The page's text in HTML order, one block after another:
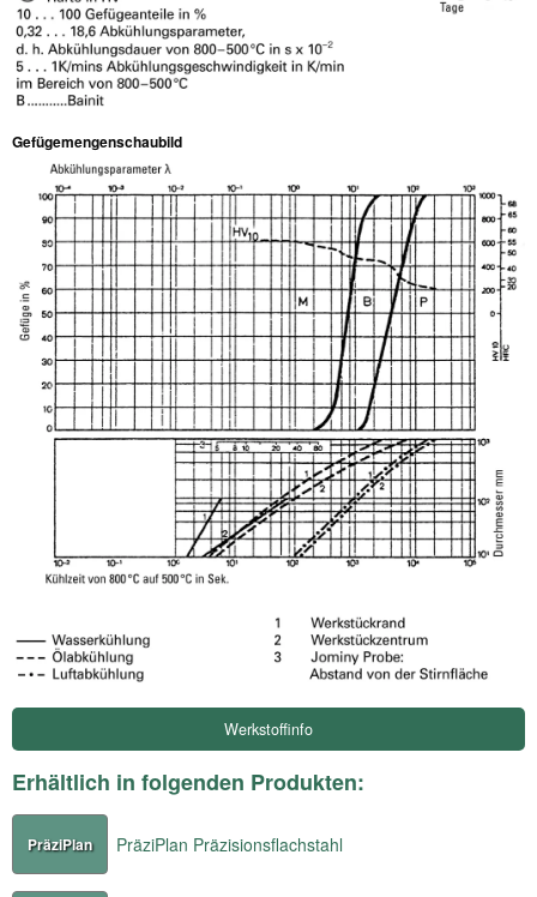
Gefügemengenschaubild
Werkstoffinfo
Erhältlich in folgenden Produkten:
PräziPlan PräziPlan Präzisionsflachstahl